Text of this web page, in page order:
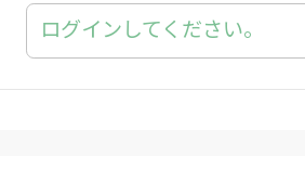
公式サイト :http://miaou-jp.com
みゃうのぶろぐ(猫部屋での出来
ログインしてください。